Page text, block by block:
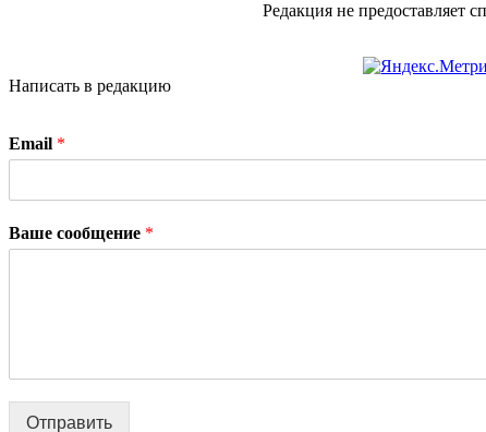
Редакция не предоставляет
Написать в редакцию
Email *
Ваше сообщение *
Отправить